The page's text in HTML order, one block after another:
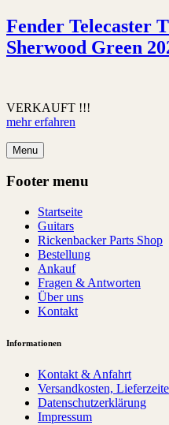
Fender Telecaster
Sherwood Green
VERKAUFT !!!
mehr erfahren
Menu
Footer menu
Startseite
Guitars
Rickenbacker Parts Shop
Bestellung
Ankauf
Fragen & Antworten
Über uns
Kontakt
Informationen
Kontakt & Anfahrt
Versandkosten,
Datenschutzerklärung
Impressum